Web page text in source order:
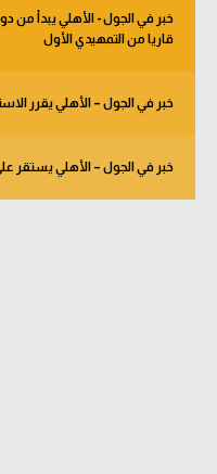
قاريا من التمهيدي الأول
خبر في الجول – الأهلي يقرر
خبر في الجول – الأهلي يستقر